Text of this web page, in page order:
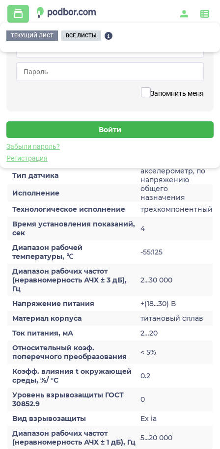
Запомнить меня
Забыли пароль?
Регистрация
ТЕКУЩИЙ ЛИСТ ВСЕ ЛИСТЫ
Главная / Контрольно-измерительные приборы и автоматика / Датчики /
Виброускорения / 1V152HC-5
Датчик виброускорения
Характеристики
Тип датчика
акселерометр, по
напряжению
Исполнение
общего
назначения
Технологическое исполнение
трехкомпонентный
Время установления показаний,
сек
4
Диапазон рабочей
температуры, ℃
-55:125
Диапазон рабочих частот
(неравномерность АЧХ ± 3 дБ),
Гц
2...30 000
Напряжение питания
+(18...30) В
Материал корпуса
титановый сплав
Ток питания, мА
2…20
Относительный коэф.
поперечного преобразования
< 5%
Коэфф. влияния t окружающей
среды, %/ °С
0.2
Уровень взрывозащиты ГОСТ
30852.9
0
Вид взрывозащиты
Ex ia
Диапазон рабочих частот
(неравномерность АЧХ ± 1 дБ), Гц 5...20 000